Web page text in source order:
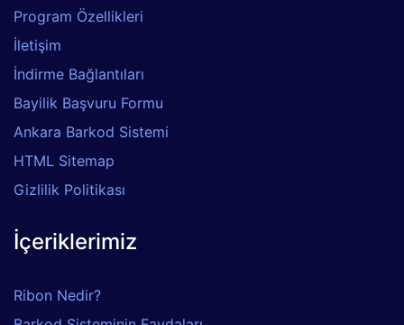
Program Özellikleri
İletişim
İndirme Bağlantıları
Bayilik Başvuru Formu
Ankara Barkod Sistemi
HTML Sitemap
Gizlilik Politikası
İçeriklerimiz
Ribon Nedir?